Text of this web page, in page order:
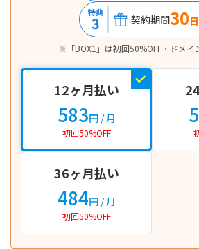
特典
3 契約期間30日
※「BOX1」は初回50%OFF・ドメイ
12ヶ月払い
583円/ 月
初回50%OFF
36ヶ月払い
484円/ 月
初回50%OFF